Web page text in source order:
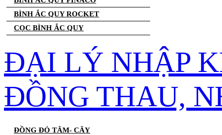
BÌNH ẮC QUY ROCKET
CỌC BÌNH ẮC QUY
ĐẠI LÝ NHẬP
ĐỒNG THAU,
ĐỒNG ĐỎ TÂM- CÂY